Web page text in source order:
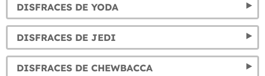
DISFRACES DE YODA
DISFRACES DE JEDI
DISFRACES DE CHEWBACCA